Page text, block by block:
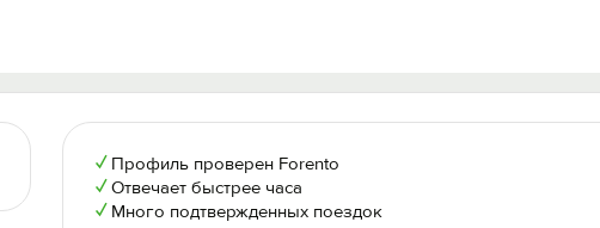
✓ Профиль проверен Forento
✓Отвечает быстрее часа
✓ Много подтвержденных поездок